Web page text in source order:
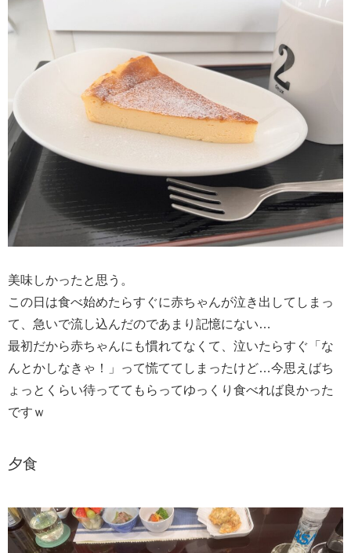
美味しかったと思う。
この日は食べ始めたらすぐに赤ちゃんが泣き出してしまっ
て、急いで流し込んだのであまり記憶にない…
最初だから赤ちゃんにも慣れてなくて、泣いたらすぐ「な
んとかしなきゃ！」って慌ててしまったけど…今思えばち
ょっとくらい待っててもらってゆっくり食べれば良かった
ですｗ
夕食